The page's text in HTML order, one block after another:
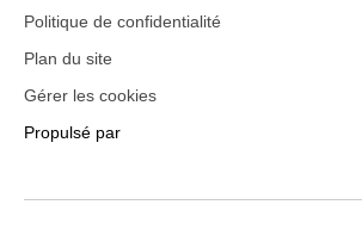
Politique de confidentialité
Plan du site
Gérer les cookies
Propulsé par